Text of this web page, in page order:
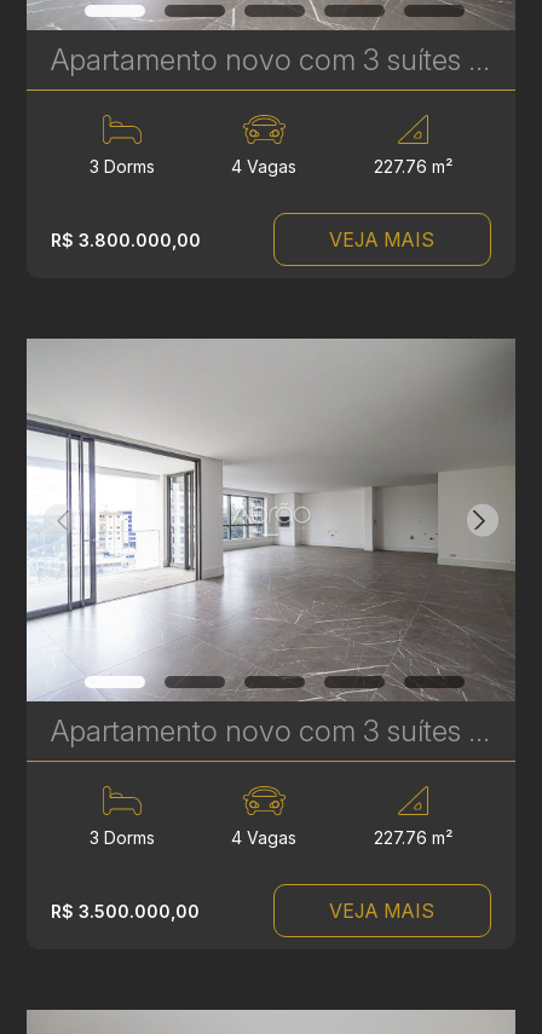
Apartamento novo com 3 suítes à venda no Ecoville em Curitiba - Signature - Plaenge | Ref. 1754
3 Dorms 4 Vagas 227.76 m²
R$ 3.800.000,00 VEJA MAIS
Apartamento novo com 3 suítes à venda no Ecoville em Curitiba - Signature - Plaenge | Ref. 1755
3 Dorms 4 Vagas 227.76 m²
R$ 3.500.000,00 VEJA MAIS